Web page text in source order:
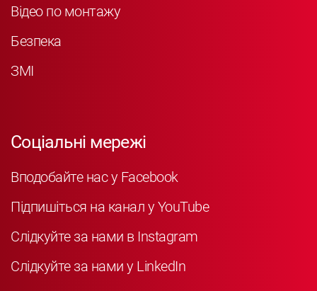
Відео по монтажу
Безпека
ЗМІ
Соціальні мережі
Вподобайте нас у Facebook
Підпишіться на канал у YouTube
Слідкуйте за нами в Instagram
Слідкуйте за нами у LinkedIn